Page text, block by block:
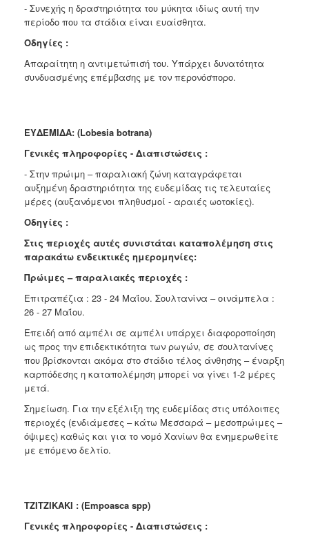
- Συνεχής η δραστηριότητα του μύκητα ιδίως αυτή την
περίοδο που τα στάδια είναι ευαίσθητα.
Οδηγίες :
Απαραίτητη η αντιμετώπισή του. Υπάρχει δυνατότητα
συνδυασμένης επέμβασης με τον περονόσπορο.
ΕΥΔΕΜΙΔΑ: (Lobesia botrana)
Γενικές πληροφορίες - Διαπιστώσεις :
- Στην πρώιμη – παραλιακή ζώνη καταγράφεται
αυξημένη δραστηριότητα της ευδεμίδας τις τελευταίες
μέρες (αυξανόμενοι πληθυσμοί - αραιές ωοτοκίες).
Οδηγίες :
Στις περιοχές αυτές συνιστάται καταπολέμηση στις
παρακάτω ενδεικτικές ημερομηνίες:
Πρώιμες – παραλιακές περιοχές :
Επιτραπέζια : 23 - 24 Μαΐου. Σουλτανίνα – οινάμπελα :
26 - 27 Μαΐου.
Επειδή από αμπέλι σε αμπέλι υπάρχει διαφοροποίηση
ως προς την επιδεκτικότητα των ρωγών, σε σουλτανίνες
που βρίσκονται ακόμα στο στάδιο τέλος άνθησης – έναρξη
καρπόδεσης η καταπολέμηση μπορεί να γίνει 1-2 μέρες
μετά.
Σημείωση. Για την εξέλιξη της ευδεμίδας στις υπόλοιπες
περιοχές (ενδιάμεσες – κάτω Μεσσαρά – μεσοπρώιμες –
όψιμες) καθώς και για το νομό Χανίων θα ενημερωθείτε
με επόμενο δελτίο.
TZITZIKAKI : (Empoasca spp)
Γενικές πληροφορίες - Διαπιστώσεις :